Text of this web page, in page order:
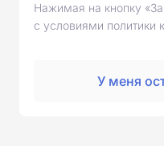
Нажимая на кнопку
с условиями политики
У меня